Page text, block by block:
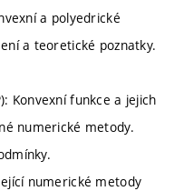
a polyedrické
a teoretické poznatky.
Konvexní funkce a jejich
numerické metody.
numerické metody